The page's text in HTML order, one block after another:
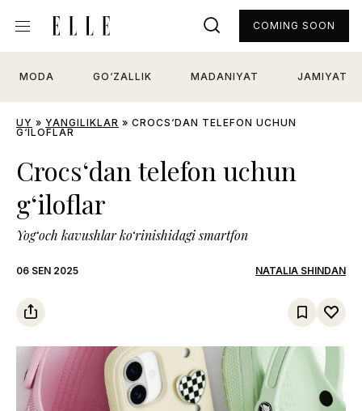
MODA GO‘ZALLIK MADANIYAT JAMIYAT
COMING SOON
UY » YANGILIKLAR » CROCS‘DAN TELEFON UCHUN
G‘ILOFLAR
Crocs‘dan telefon uchun
g‘iloflar
Yog‘och kavushlar ko‘rinishidagi smartfon
06 SEN 2025 NATALIA SHINDAN